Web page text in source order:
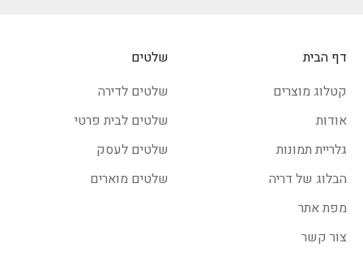
דף הבית
קטלוג מוצרים
אודות
גלריית תמונות
הבלוג של דריה
מפת אתר
צור קשר
שלטים
שלטים לדירה
שלטים לבית פרטי
שלטים לעסק
שלטים מוארים